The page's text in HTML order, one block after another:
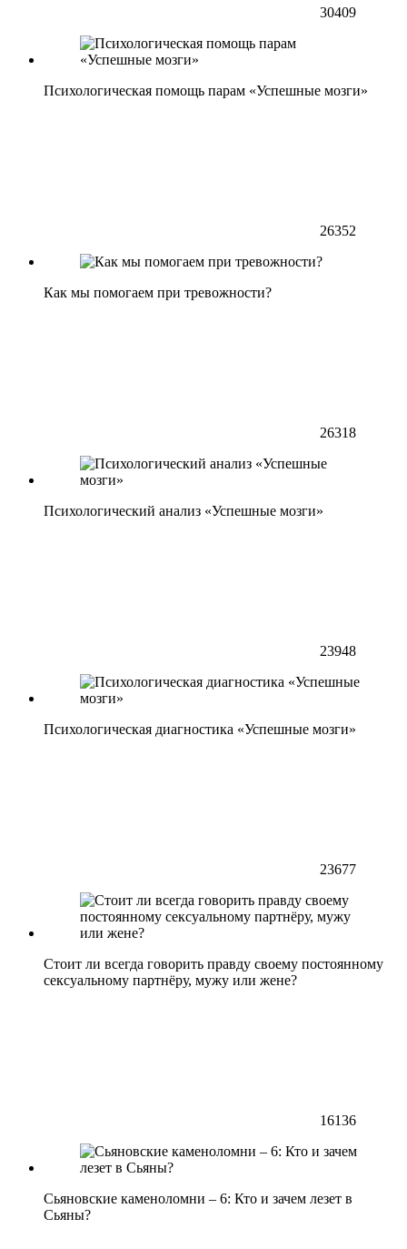
30409
Психологическая помощь парам «Успешные мозги»
26352
Как мы помогаем при тревожности?
26318
Психологический анализ «Успешные мозги»
23948
Психологическая диагностика «Успешные мозги»
23677
Стоит ли всегда говорить правду своему постоянному
сексуальному партнёру, мужу или жене?
16136
Сьяновские каменоломни – 6: Кто и зачем лезет в
Сьяны?